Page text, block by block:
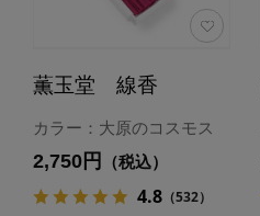
薫玉堂 線香
カラー：大原のコスモス
2,750円 （税込）
4.8（532）